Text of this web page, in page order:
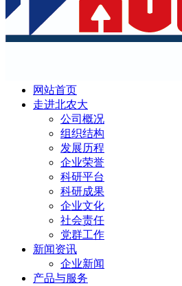
网站首页
走进北农大
公司概况
组织结构
发展历程
企业荣誉
科研平台
科研成果
企业文化
社会责任
党群工作
新闻资讯
企业新闻
产品与服务